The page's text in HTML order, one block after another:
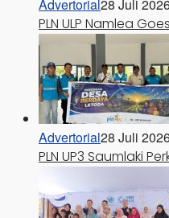
Advertorial28 Juli
PLN ULP Namlea
Advertorial28 Juli
PLN UP3 Saumlaki